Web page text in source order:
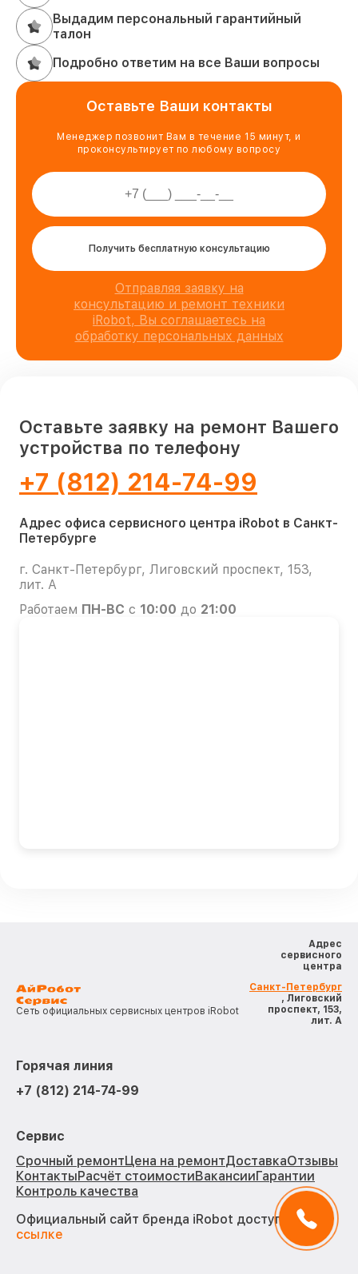
Выдадим персональный гарантийный
талон
Подробно ответим на все Ваши вопросы
Оставьте Ваши контакты
Менеджер позвонит Вам в течение 15 минут, и
проконсультирует по любому вопросу
Получить бесплатную консультацию
Отправляя заявку на
консультацию и ремонт техники
iRobot, Вы соглашаетесь на
обработку персональных данных
Оставьте заявку на ремонт Вашего
устройства по телефону
+7 (812) 214-74-99
Адрес офиса сервисного центра iRobot в Санкт-
Петербурге
г. Санкт-Петербург, Лиговский проспект, 153,
лит. А
Работаем ПН-ВС с 10:00 до 21:00
Сеть официальных сервисных центров iRobot
Адрес
сервисного
центра
Санкт-Петербург
, Лиговский
проспект, 153,
лит. А
Горячая линия
+7 (812) 214-74-99
Сервис
Срочный ремонтЦена на ремонтДоставкаОтзывы
КонтактыРасчёт стоимостиВакансииГарантии
Контроль качества
Официальный сайт бренда iRobot доступен по
ссылке